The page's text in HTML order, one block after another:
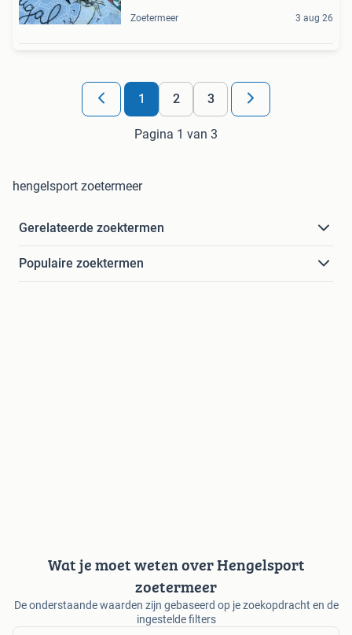
Zoetermeer 3 aug 26
1 2 3
Pagina 1 van 3
hengelsport zoetermeer
Gerelateerde zoektermen
Populaire zoektermen
Wat je moet weten over Hengelsport
zoetermeer
De onderstaande waarden zijn gebaseerd op je zoekopdracht en de
ingestelde filters